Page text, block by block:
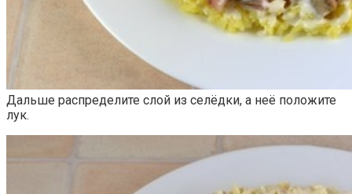
Дальше распределите слой из селёдки, а неё положите
лук.